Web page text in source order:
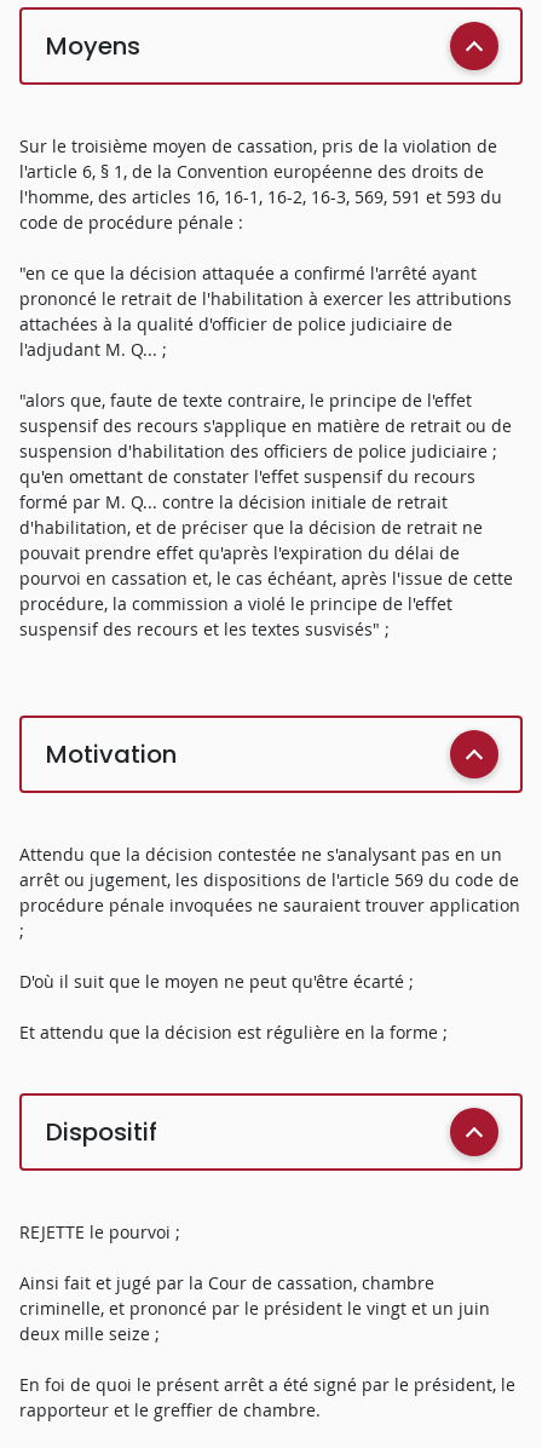
Moyens
Sur le troisième moyen de cassation, pris de la violation de
l'article 6, § 1, de la Convention européenne des droits de
l'homme, des articles 16, 16-1, 16-2, 16-3, 569, 591 et 593 du
code de procédure pénale :
"en ce que la décision attaquée a confirmé l'arrêté ayant
prononcé le retrait de l'habilitation à exercer les attributions
attachées à la qualité d'officier de police judiciaire de
l'adjudant M. Q... ;
"alors que, faute de texte contraire, le principe de l'effet
suspensif des recours s'applique en matière de retrait ou de
suspension d'habilitation des officiers de police judiciaire ;
qu'en omettant de constater l'effet suspensif du recours
formé par M. Q... contre la décision initiale de retrait
d'habilitation, et de préciser que la décision de retrait ne
pouvait prendre effet qu'après l'expiration du délai de
pourvoi en cassation et, le cas échéant, après l'issue de cette
procédure, la commission a violé le principe de l'effet
suspensif des recours et les textes susvisés" ;
Motivation
Attendu que la décision contestée ne s'analysant pas en un
arrêt ou jugement, les dispositions de l'article 569 du code de
procédure pénale invoquées ne sauraient trouver application
;
D'où il suit que le moyen ne peut qu'être écarté ;
Et attendu que la décision est régulière en la forme ;
Dispositif
REJETTE le pourvoi ;
Ainsi fait et jugé par la Cour de cassation, chambre
criminelle, et prononcé par le président le vingt et un juin
deux mille seize ;
En foi de quoi le présent arrêt a été signé par le président, le
rapporteur et le greffier de chambre.